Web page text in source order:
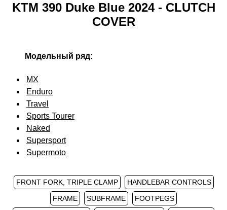
KTM 390 Duke Blue 2024 - CLUTCH
COVER
Модельный ряд:
MX
Enduro
Travel
Sports Tourer
Naked
Supersport
Supermoto
FRONT FORK, TRIPLE CLAMP
HANDLEBAR CONTROLS
FRAME
SUBFRAME
FOOTPEGS